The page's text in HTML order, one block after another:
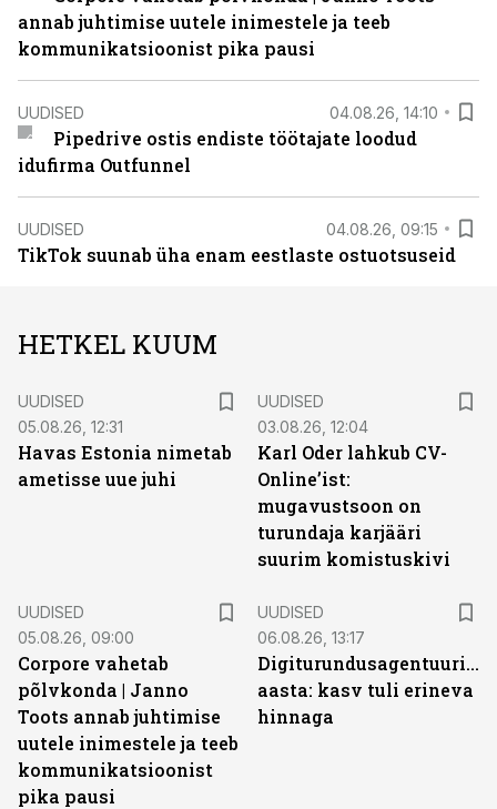
annab juhtimise uutele inimestele ja teeb
kommunikatsioonist pika pausi
UUDISED 04.08.26, 14:10
Pipedrive ostis endiste töötajate loodud
idufirma Outfunnel
UUDISED 04.08.26, 09:15
TikTok suunab üha enam eestlaste ostuotsuseid
HETKEL KUUM
UUDISED
05.08.26, 12:31
Havas Estonia nimetab
ametisse uue juhi
UUDISED
03.08.26, 12:04
Karl Oder lahkub CV-
Online’ist:
mugavustsoon on
turundaja karjääri
suurim komistuskivi
UUDISED
05.08.26, 09:00
Corpore vahetab
põlvkonda | Janno
Toots annab juhtimise
uutele inimestele ja teeb
kommunikatsioonist
pika pausi
UUDISED
06.08.26, 13:17
Digiturundusagentuuride
aasta: kasv tuli erineva
hinnaga